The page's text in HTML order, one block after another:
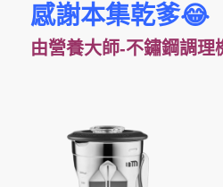
感謝本集乾爹😂
由營養大師-不鏽鋼調理